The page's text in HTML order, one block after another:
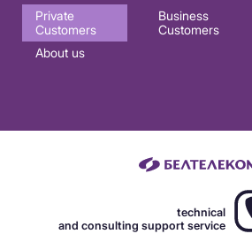
Основная
навигация
Private
Customers
Business
Customers
About us
technical
and consulting support service